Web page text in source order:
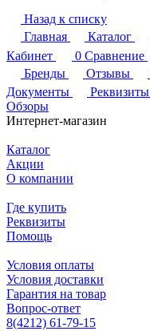
Назад к списку
Главная
Каталог
Кабинет
0 Сравнение
Бренды
Отзывы
Документы
Реквизиты
Обзоры
Интернет-магазин
Каталог
Акции
О компании
Где купить
Реквизиты
Помощь
Условия оплаты
Условия доставки
Гарантия на товар
Вопрос-ответ
8(4212) 61-79-15